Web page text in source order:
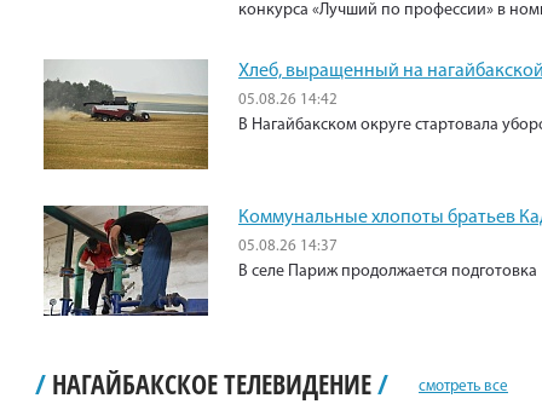
конкурса «Лучший по профессии» в
Хлеб, выращенный на
05.08.26 14:42
В Нагайбакском округе стартовала
Коммунальные хлопоты братьев
05.08.26 14:37
В селе Париж продолжается подготовка
/ НАГАЙБАКСКОЕ ТЕЛЕВИДЕНИЕ/ смотреть все